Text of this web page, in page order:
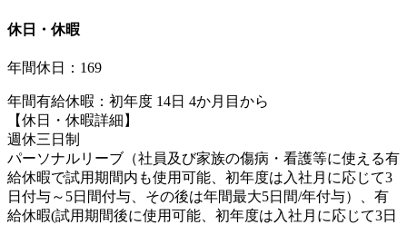
休日・休暇
年間休日：169
年間有給休暇：初年度 14日 4か月目から
【休日・休暇詳細】
週休三日制
パーソナルリーブ（社員及び家族の傷病・看護等に使える有
給休暇で試用期間内も使用可能、初年度は入社月に応じて3
日付与～5日間付与、その後は年間最大5日間/年付与）、有
給休暇(試用期間後に使用可能、初年度は入社月に応じて3日